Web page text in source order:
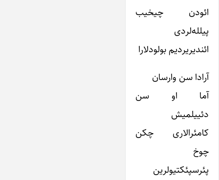
ائودن چیخیب
پیلله‌لردی
ائندیریردیم بولودلارا
آرادا سن وارسان
آما او سن
دئییلمیش
کامئرالاری چکن
چوخ
پئرسپئکتیولرین